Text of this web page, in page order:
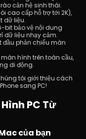
cản hệ sinh thái.
cao cấp hỗ trợ tới 2K),
dữ liệu.
bit bảo vệ nội dung
dữ liệu nhạy cảm.
đầu phản chiếu màn
màn hình trên toàn cầu,
di động.
tôi giới thiệu cách
sang PC!
PC Từ
của bạn